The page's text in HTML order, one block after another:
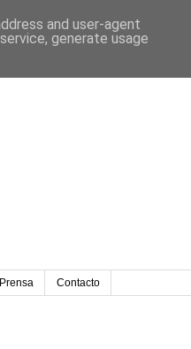
Prensa Contacto
and user-agent
generate usage